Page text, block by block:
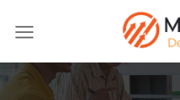
qua
dung